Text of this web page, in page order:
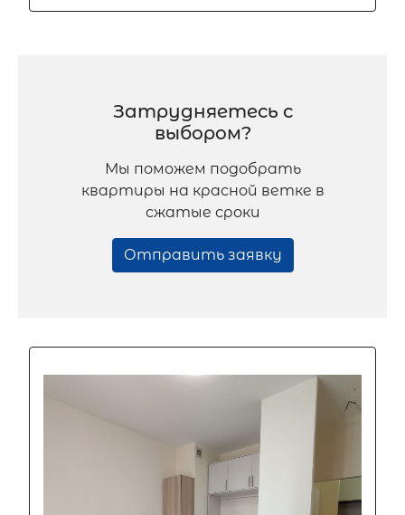
Затрудняетесь с
выбором?
Мы поможем подобрать
квартиры на красной ветке в
сжатые сроки
Отправить заявку